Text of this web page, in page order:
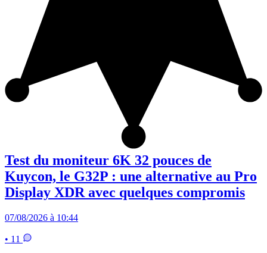
Test du moniteur 6K 32 pouces de
Kuycon, le G32P : une alternative au Pro
Display XDR avec quelques compromis
07/08/2026 à 10:44
• 11